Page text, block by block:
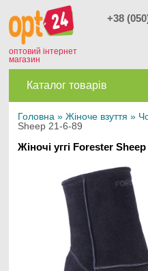
оптовий інтернет
магазин
+38
Каталог товарів
Головна » Жіноче взуття »
Sheep 21-6-89
Жіночі уггі Forester